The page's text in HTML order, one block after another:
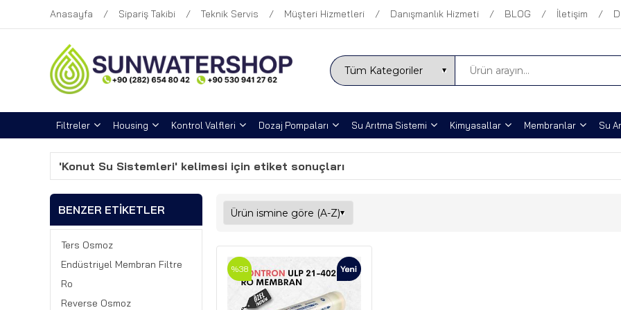
Anasayfa Sipariş Takibi Teknik Servis Müşteri Hizmetleri Danışmanlık Hizmeti BLOG İletişim
Filtreler Housing Kontrol Valfleri Dozaj Pompaları Su Arıtma Sistemi Kimyasallar Membranlar Su
'Konut Su Sistemleri' kelimesi için etiket sonuçları
BENZER ETIKETLER
Ters Osmoz
Endüstriyel Membran Filtre
Ro
Reverse Osmoz
%38